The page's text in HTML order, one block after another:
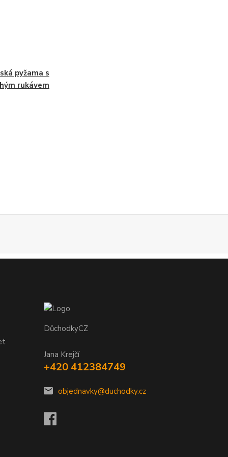
pyžama s
rukávem
DůchodkyCZ
Jana Krejčí
+420 412384749
objednavky@duchodky.cz